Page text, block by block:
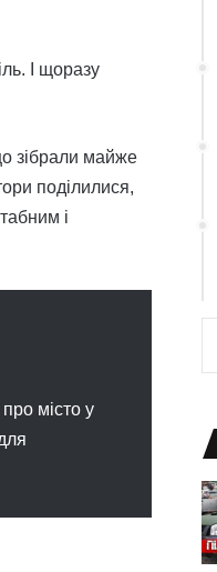
І щоразу
зібрали майже
поділилися,
і
місто у